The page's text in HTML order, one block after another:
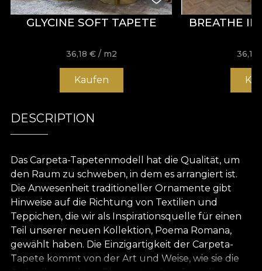
GLYCINE SOFT TAPETE
36,18 € / m2
Kaufen
BREATHE
36,18
DESCRIPTION
Das Carpeta-Tapetenmodell hat die Qualität, um
den Raum zu schweben, in dem es arrangiert ist.
Die Anwesenheit traditioneller Ornamente gibt
Hinweise auf die Richtung von Textilien und
Teppichen, die wir als Inspirationsquelle für einen
Teil unserer neuen Kollektion, Poema Romana,
gewählt haben. Die Einzigartigkeit der Carpeta-
Tapete kommt von der Art und Weise, wie sie die